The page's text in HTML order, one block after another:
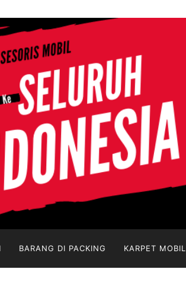
BARANG DI PACKING KARPET MOBIL